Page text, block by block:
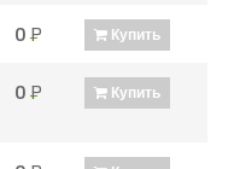
0Р Купить
0Р Купить